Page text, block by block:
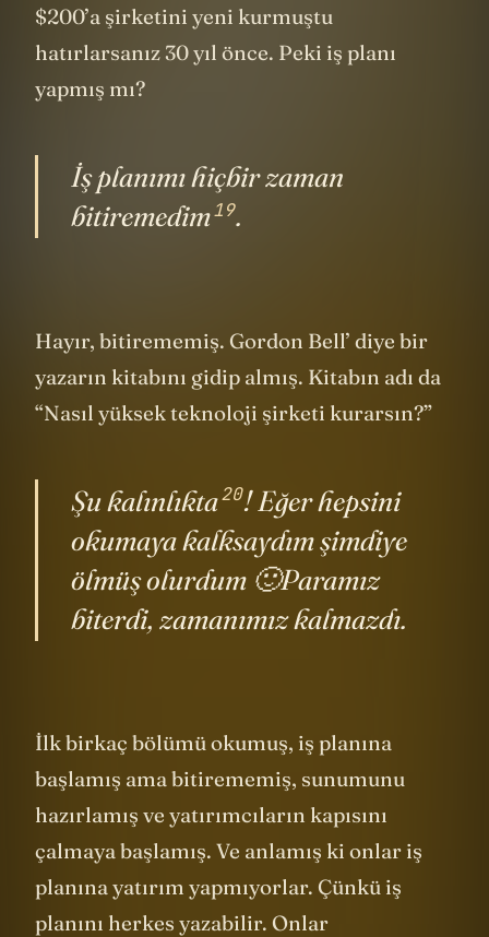
Kaldığımız yerden devam edelim. Jensen
$200’a şirketini yeni kurmuştu
hatırlarsanız 30 yıl önce. Peki iş planı
İş planımı hiçbir zaman
Hayır, bitirememiş. Gordon Bell’ diye bir
yazarın kitabını gidip almış. Kitabın adı da
Şukalınlıkta20 ! Eğer hepsini
okumaya kalksaydım şimdiye
ölmüş olurdum 🙂Paramız
İlk birkaç bölümü okumuş, iş planına
başlamış ama bitirememiş, sunumunu
hazırlamış ve yatırımcıların kapısını
çalmaya başlamış. Ve anlamış ki onlar iş
planına yatırım yapmıyorlar. Çünkü iş